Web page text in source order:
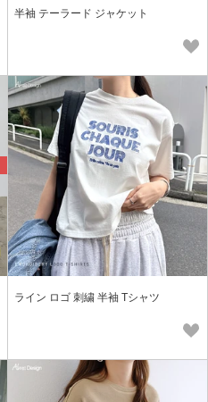
半袖 テーラード ジャケット
ライン ロゴ 刺繍 半袖 Tシャツ